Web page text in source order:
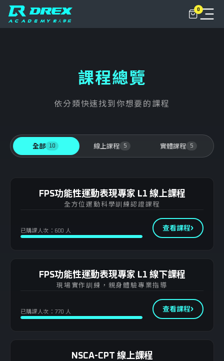
0
課程總覽
FPS L1 功能性運動表現專家
3D 動力鏈
X-Plyo 180 爆發力整合訓練
FPS L2 功能性運動表現專家
線上課程
NSCA-CSCS 肌力與體能教練認證
FPS L1 功能性運動表現專家（線上）
動人學堂
登入
課程總覽
依分類快速找到你想要的課程
全部 10 線上課程 5 實體課程 5
FPS功能性運動表現專家 L1 線上課程
全方位運動科學訓練認證課程
已購課人次：600 人 查看課程
FPS功能性運動表現專家 L1 線下課程
現場實作訓練，親身體驗專業指導
已購課人次：770 人 查看課程
NSCA-CPT 線上課程